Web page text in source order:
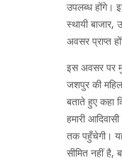
उपलब्ध होंगे।
स्थायी
अवसर प्राप्त
इस अवसर पर
जशपुर की
बताते हुए कहा
हमारी
तक पहुँचेगी।
सीमित नहीं है,